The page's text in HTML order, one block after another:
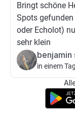
Bringt schöne
Spots
oder Echolot)
sehr klein
benjamin
in einem Tag